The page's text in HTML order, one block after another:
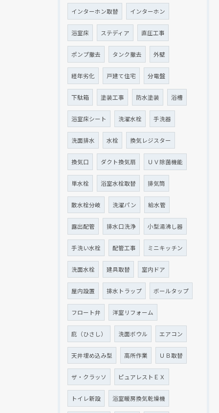
インターホン取替 インターホン
浴室床 ステディア 直圧工事
ポンプ撤去 タンク撤去 外壁
経年劣化 戸建て住宅 分電盤
下駄箱 塗装工事 防水塗装 浴槽
浴室床シート 洗濯水栓 手洗器
洗面排水 水栓 換気レジスター
換気口 ダクト換気扇 ＵＶ除菌機能
単水栓 浴室水栓取替 排気筒
散水栓分岐 洗濯パン 給水管
露出配管 排水口洗浄 小型湯沸し器
手洗い水栓 配管工事 ミニキッチン
洗面水栓 建具取替 室内ドア
屋内設置 排水トラップ ボールタップ
フロート弁 洋室リフォーム
庇（ひさし） 洗面ボウル エアコン
天井埋め込み型 高所作業 ＵＢ取替
ザ・クラッソ ピュアレストＥＸ
トイレ新設 浴室暖房換気乾燥機